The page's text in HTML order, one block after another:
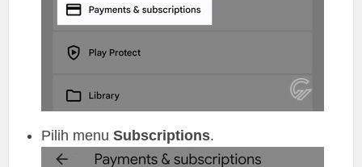
Pilih menuSubscriptions.